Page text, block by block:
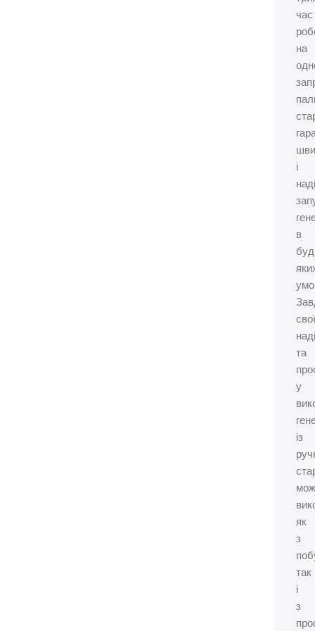
час
на
і
в
та
у
із
як
з
так
і
з